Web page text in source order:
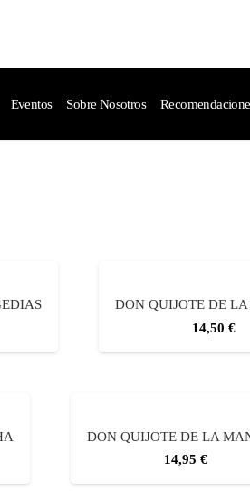
Eventos Sobre Nosotros
DON QUIJOTE DE
14,50 €
DON QUIJOTE DE LA
14,95 €